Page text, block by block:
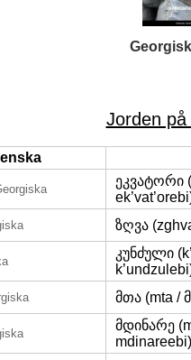
Jorden
ეკვატორი
ზღვა
კუნძული
მთა (mta /
მდინარე
mdinareebi)